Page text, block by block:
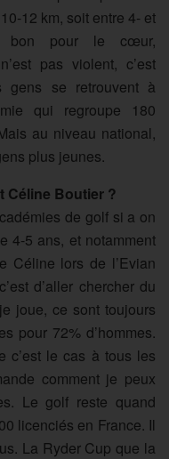
12 km, soit entre 4- et
bon pour le cœur,
pas violent, c’est
gens se retrouvent à
qui regroupe 180
au niveau national,
plus jeunes.
Céline Boutier ?
de golf si a on
4-5 ans, et notamment
Céline lors de l’Evian
d’aller chercher du
joue, ce sont toujours
pour 72% d’hommes.
c’est le cas à tous les
comment je peux
Le golf reste quand
licenciés en France. Il
La Ryder Cup que la